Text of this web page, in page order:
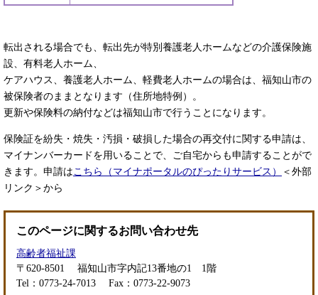
転出される場合でも、転出先が特別養護老人ホームなどの介護保険施
設、有料老人ホーム、
ケアハウス、養護老人ホーム、軽費老人ホームの場合は、福知山市の
被保険者のままとなります（住所地特例）。
更新や保険料の納付などは福知山市で行うことになります。
保険証を紛失・焼失・汚損・破損した場合の再交付に関する申請は、
マイナンバーカードを用いることで、ご自宅からも申請することがで
きます。申請はこちら（マイナポータルのぴったりサービス）
＜外部
リンク＞ から
このページに関するお問い合わせ先
高齢者福祉課
〒620-8501
福知山市字内記13番地の1 1階
Tel：0773-24-7013
Fax：0773-22-9073